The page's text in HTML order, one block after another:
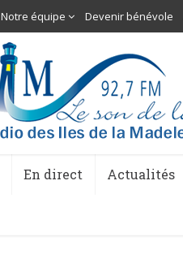
Notre équipe Devenir bénévole
En direct Actualités